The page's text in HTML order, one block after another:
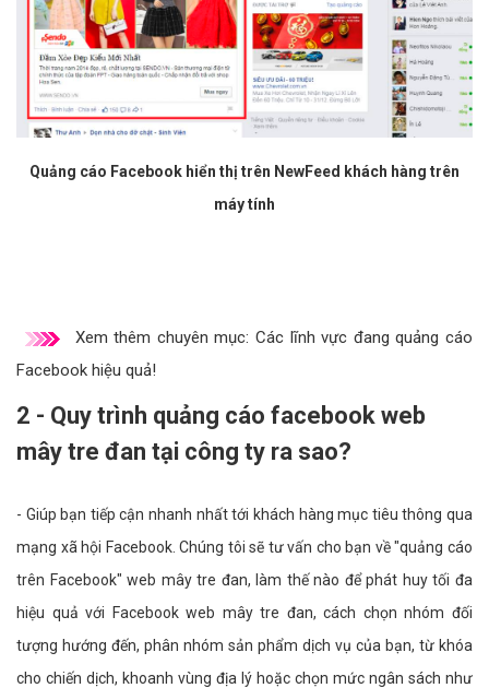
Quảng cáo Facebook hiển thị trên NewFeed khách hàng trên
máy tính
Xem thêm chuyên mục: Các lĩnh vực đang quảng cáo
Facebook hiệu quả!
2 - Quy trình quảng cáo facebook web
mây tre đan tại công ty ra sao?
- Giúp bạn tiếp cận nhanh nhất tới khách hàng mục tiêu thông qua
mạng xã hội Facebook. Chúng tôi sẽ tư vấn cho bạn về "quảng cáo
trên Facebook" web mây tre đan, làm thế nào để phát huy tối đa
hiệu quả với Facebook web mây tre đan, cách chọn nhóm đối
tượng hướng đến, phân nhóm sản phẩm dịch vụ của bạn, từ khóa
cho chiến dịch, khoanh vùng địa lý hoặc chọn mức ngân sách như